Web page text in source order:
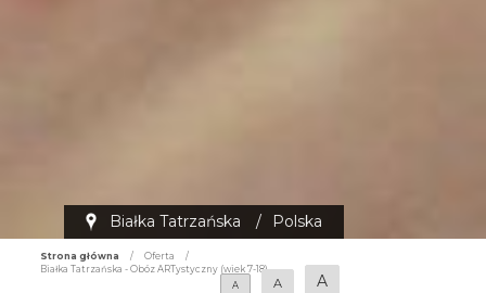
Białka Tatrzańska / Polska
Strona główna / Oferta
/
Białka Tatrzańska - Obóz ARTystyczny (wiek 7-18)
A
A A